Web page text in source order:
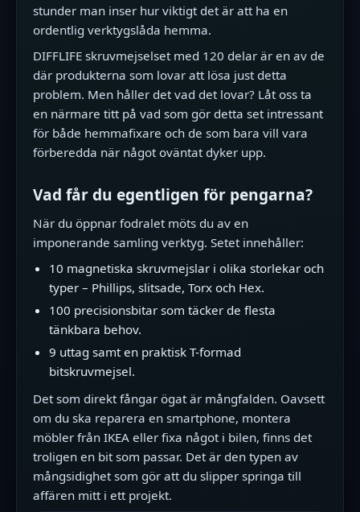
stunder man inser hur viktigt det är att ha en
ordentlig verktygslåda hemma.
DIFFLIFE skruvmejselset med 120 delar är en av de
där produkterna som lovar att lösa just detta
problem. Men håller det vad det lovar? Låt oss ta
en närmare titt på vad som gör detta set intressant
för både hemmafixare och de som bara vill vara
förberedda när något oväntat dyker upp.
Vad får du egentligen för pengarna?
När du öppnar fodralet möts du av en
imponerande samling verktyg. Setet innehåller:
10 magnetiska skruvmejslar i olika storlekar och
typer – Phillips, slitsade, Torx och Hex.
100 precisionsbitar som täcker de flesta
tänkbara behov.
9 uttag samt en praktisk T-formad
bitskruvmejsel.
Det som direkt fångar ögat är mångfalden. Oavsett
om du ska reparera en smartphone, montera
möbler från IKEA eller fixa något i bilen, finns det
troligen en bit som passar. Det är den typen av
mångsidighet som gör att du slipper springa till
affären mitt i ett projekt.